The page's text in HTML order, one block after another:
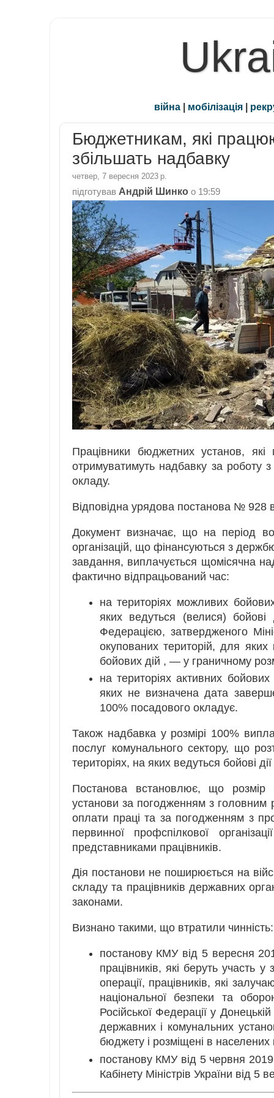
війна | мобілізація |
Бюджетникам, які
збільшать надбавку
четвер, 7 вересня 2023 р.
підготував Андрій Шинко о 19:59
Працівники бюджетних установ,
отримуватимуть надбавку за
окладу.
Відповідна урядова постанова № 928
Документ визначає, що на період
організацій, що фінансуються з
завдання, виплачується щомісячна
фактично відпрацьований час:
на територіях можливих
яких ведуться (велися) бойові
Федерацією, затвердженого
окупованих територій, для
бойових дій , — у граничному
на територіях активних
яких не визначена дата
100% посадового окладує.
Також надбавка у розмірі 100%
послуг комунального сектору, що
територіях, на яких ведуться бойові
Постанова встановлює, що розмір
установи за погодженням з
оплати праці та за погодженням з
первинної профспілкової
представниками працівників.
Дія постанови не поширюється на
складу та працівників державних
законами.
Визнано такими, що втратили чинність:
постанову КМУ від 5 вересня
працівників, які беруть участь
операції, працівників, які
національної безпеки та
Російської Федерації у
державних і комунальних
бюджету і розміщені в населених
постанову КМУ від 5 червня
Кабінету Міністрів України від